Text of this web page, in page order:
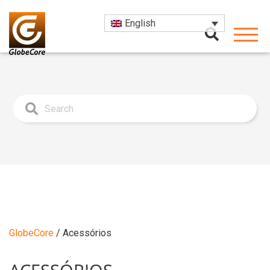
English
GlobeCore / Acessórios